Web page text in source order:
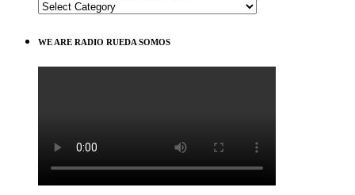
WE ARE RADIO RUEDA SOMOS